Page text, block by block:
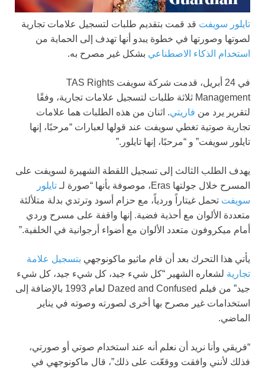
تايلور سويفت قد قمت بتقديم طلبات لتسجيل علامات تجارية
لصوتها وصورتها في خطوة يبدو أنها تهدف إلى الحماية من
استخدام الذكاء الاصطناعي بشكل غير مصرح به.
في 24 أبريل، قدمت شركة سويفت TAS Rights
Management ثلاثة طلبات لتسجيل علامات تجارية، وفقًا
لتقرير يرد من فاريتي. اثنان من هذه الطلبات هما علامات
تجارية صوتية تغطي سويفت عند قولها لعبارات “مرحبًا، إنها
تايلور سويفت” و “مرحبًا، إنها تايلور.”
يهدف الطلب الثالث إلى تسجيل اللقطة الشهيرة لسويفت على
المسرح خلال جولتها Eras، موصوفة بأنها “صورة لـ
تايلور
سويفت تحمل غيتاراً وردياً، مع حزام أسود وترتدي بدلة متلألئة
متعددة الألوان مع أحذية فضية. إنها واقفة على مسرح وردي
أمام ميكروفون متعدد الألوان مع أضواء أرجوانية في الخلفية.”
يأتي هذا التحرك بعد أن قام ماثيو ماكونوجهي بتسجيل علامة
تجارية لشعاره الشهير “كل شيء جيد، كل شيء جيد، كل شيء
جيد” من فيلم Dazed and Confused لعام 1993 بالإضافة إلى
استخدامات غير مصرح بها أخرى لصورته وصوته في يناير
الماضي.
“فريقي وأنا نريد أن نعلم أنه عند استخدام صوتي أو صورتي،
فذلك لأنني وافقت ووقعّت على ذلك”، قال ماكونوجهي في